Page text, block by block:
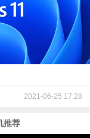
2021-06-25 17:28
推荐